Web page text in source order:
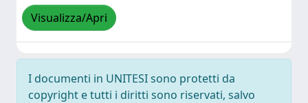
Visualizza/Apri
I documenti in UNITESI sono protetti da
copyright e tutti i diritti sono riservati, salvo